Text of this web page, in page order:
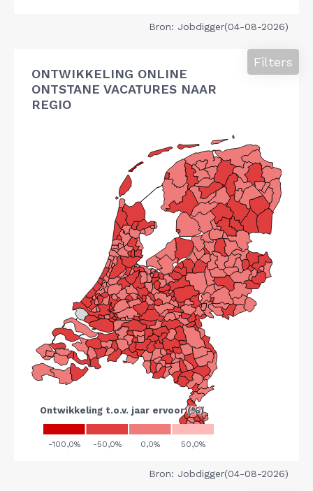
Bron: Jobdigger(04-08-2026)
ONTWIKKELING ONLINE
ONTSTANE VACATURES NAAR
REGIO
Filters
Bron: Jobdigger(04-08-2026)